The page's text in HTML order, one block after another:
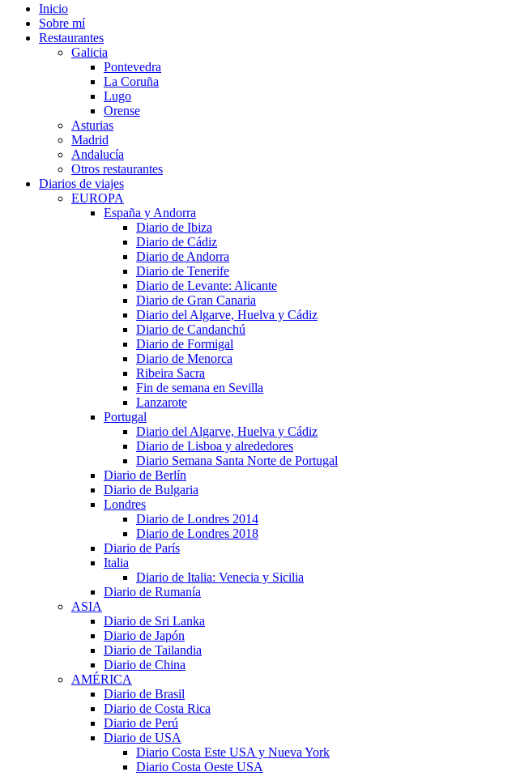
Inicio
Sobre mí
Restaurantes
Galicia
Pontevedra
La Coruña
Lugo
Orense
Asturias
Madrid
Andalucía
Otros restaurantes
Diarios de viajes
EUROPA
España y Andorra
Diario de Ibiza
Diario de Cádiz
Diario de Andorra
Diario de Tenerife
Diario de Levante: Alicante
Diario de Gran Canaria
Diario del Algarve, Huelva y Cádiz
Diario de Candanchú
Diario de Formigal
Diario de Menorca
Ribeira Sacra
Fin de semana en Sevilla
Lanzarote
Portugal
Diario del Algarve, Huelva y Cádiz
Diario de Lisboa y alrededores
Diario Semana Santa Norte de Portugal
Diario de Berlín
Diario de Bulgaria
Londres
Diario de Londres 2014
Diario de Londres 2018
Diario de París
Italia
Diario de Italia: Venecia y Sicilia
Diario de Rumanía
ASIA
Diario de Sri Lanka
Diario de Japón
Diario de Tailandia
Diario de China
AMÉRICA
Diario de Brasil
Diario de Costa Rica
Diario de Perú
Diario de USA
Diario Costa Este USA y Nueva York
Diario Costa Oeste USA